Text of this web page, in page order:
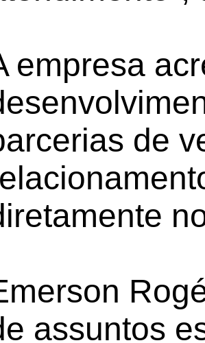
empresa
de
assuntos